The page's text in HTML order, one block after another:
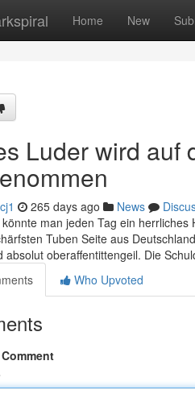
Home New
Luder wird auf
265 days ago News
man jeden Tag ein
Tuben Seite aus
absolut oberaffentittengeil. Die
Who Upvoted